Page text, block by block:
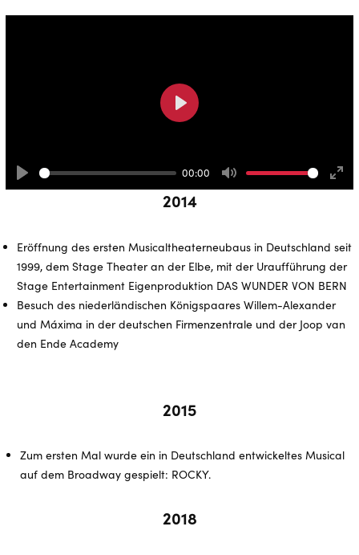
2014
Eröffnung des ersten Musicaltheaterneubaus in Deutschland seit
1999, dem Stage Theater an der Elbe, mit der Uraufführung der
Stage Entertainment Eigenproduktion DAS WUNDER VON BERN
Besuch des niederländischen Königspaares Willem-Alexander
und Máxima in der deutschen Firmenzentrale und der Joop van
den Ende Academy
Play
00:00
Mute
Play
2015
Zum ersten Mal wurde ein in Deutschland entwickeltes Musical
auf dem Broadway gespielt: ROCKY.
2018